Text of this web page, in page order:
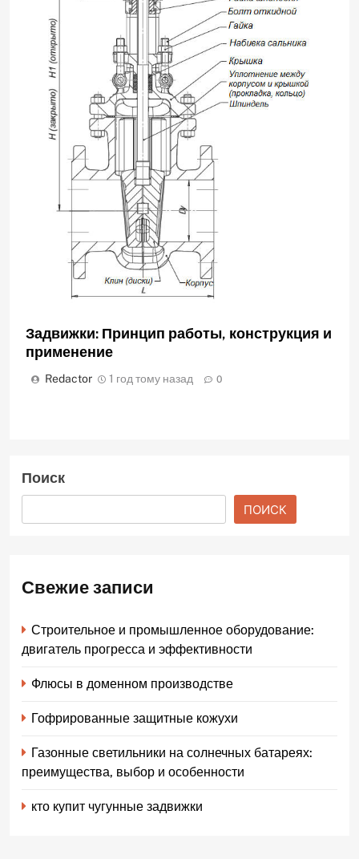
Задвижки: Принцип работы, конструкция и
применение
Redactor 1 год тому назад 0
Поиск
ПОИСК
Свежие записи
Строительное и промышленное оборудование:
двигатель прогресса и эффективности
Флюсы в доменном производстве
Гофрированные защитные кожухи
Газонные светильники на солнечных батареях:
преимущества, выбор и особенности
кто купит чугунные задвижки